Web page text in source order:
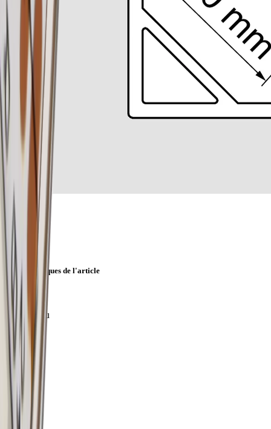
Caractéristiques de l'article
Couleur
Couleur alu
Garantie
2 Jahre
Hauteur
13 mm
Largeur